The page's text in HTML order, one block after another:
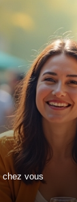
chez vous